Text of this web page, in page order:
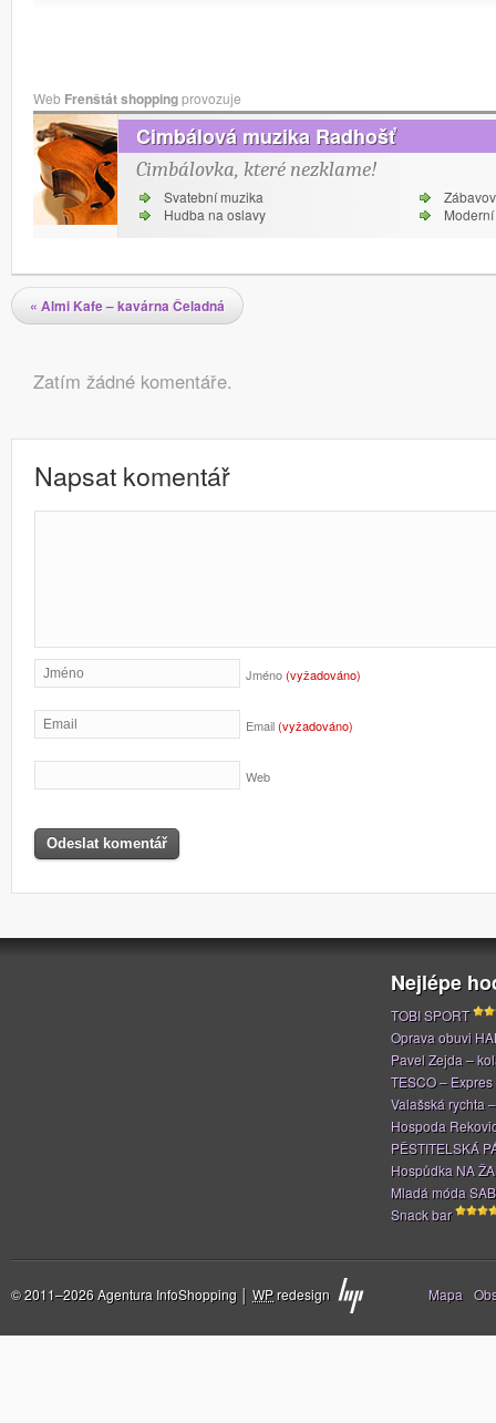
Web Frenštát shoppingprovozuje
Cimbálová muzika Radhošť
Cimbálovka, které nezklame!
Svatební muzika
Hudba na oslavy
Navigace pro příspěvky
« Almi Kafe – kavárna Čeladná
Komentáře
Zatím žádné komentáře.
Napsat komentář
Jméno(vyžadováno)
Email(vyžadováno)
Web
Nejlépe
TOBI SPORT
Oprava obuvi
Pavel Zejda –
TESCO – Expres
Valašská rychta
Hospoda
PĚSTITELSKÁ
Hospůdka NA
Mladá móda
Snack bar
© 2011–2026 Agentura InfoShopping │ WPredesign Stránky
Mapa